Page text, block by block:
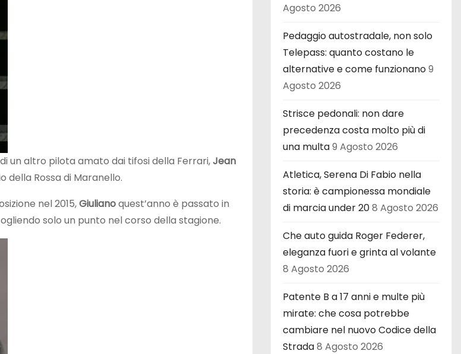
un altro pilota amato dai tifosi della Ferrari,Jean
della Rossa di Maranello.
nel 2015,Giulianoquest’anno è passato in
solo un punto nel corso della stagione.
Agosto 2026
Pedaggio autostradale, non solo
Telepass: quanto costano le
alternative e come funzionano9
Agosto 2026
Strisce pedonali: non dare
precedenza costa molto più di
una multa9 Agosto 2026
Atletica, Serena Di Fabio nella
storia: è campionessa mondiale
di marcia under 208 Agosto 2026
Che auto guida Roger Federer,
eleganza fuori e grinta al volante
8 Agosto 2026
Patente B a 17 anni e multe più
mirate: che cosa potrebbe
cambiare nel nuovo Codice della
Strada8 Agosto 2026